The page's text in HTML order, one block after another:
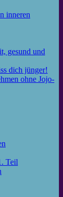
inneren
gesund und
dich jünger!
ohne Jojo-
Teil